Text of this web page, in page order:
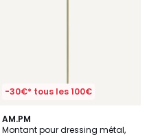
-30€* tous les 100€
AM.PM
Montant pour dressing métal,
1,5
/